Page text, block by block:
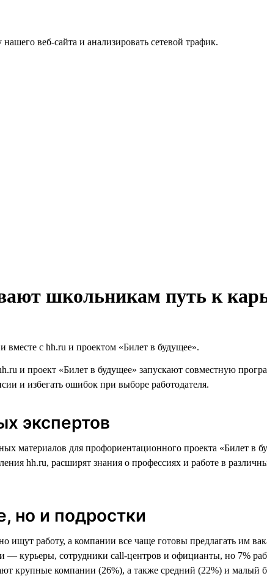
веб-сайта и анализировать сетевой трафик.
школьникам путь к
с hh.ru и проектом «Билет в будущее».
и проект «Билет в будущее» запускают совместную
и избегать ошибок при выборе работодателя.
экспертов
материалов для профориентационного проекта «Билет в
hh.ru, расширят знания о профессиях и работе в
но и подростки
ищут работу, а компании все чаще готовы предлагать им
курьеры, сотрудники call-центров и официанты, но 7%
крупные компании (26%), а также средний (22%) и малый